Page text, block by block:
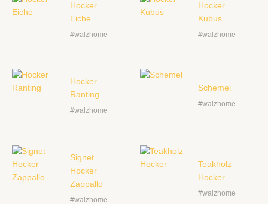
Hocker
Eiche
#walzhome
Hocker
Kubus
#walzhome
Hocker
Ranting
#walzhome
Schemel
#walzhome
Signet
Hocker
Zappallo
#walzhome
Teakholz
Hocker
#walzhome